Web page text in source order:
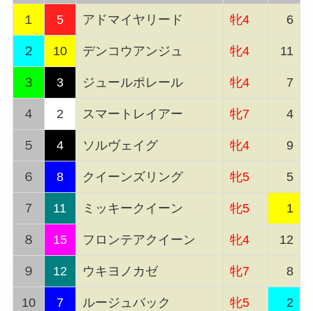
１ 5 アドマイヤリード 牝4 6
２ 10 デンコウアンジュ 牝4 11
３ 3 ジュールポレール 牝4 7
４ 2 スマートレイアー 牝7 4
５ 4 ソルヴェイグ 牝4 9
６ 8 クイーンズリング 牝5 5
７ 11 ミッキークイーン 牝5 1
８ 15 フロンテアクイーン 牝4 12
９ 12 ウキヨノカゼ 牝7 8
10 7 ルージュバック 牝5 2